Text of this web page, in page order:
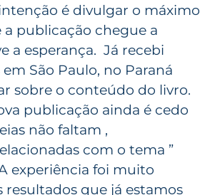
é divulgar o máximo
a publicação chegue a
a esperança. Já recebi
São Paulo, no Paraná
sobre o conteúdo do livro.
publicação ainda é cedo
não faltam ,
com o tema ”
experiência foi muito
que já estamos